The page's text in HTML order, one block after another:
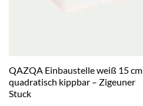
QAZQA Einbaustelle weiß 15 cm
quadratisch kippbar – Zigeuner
Stuck